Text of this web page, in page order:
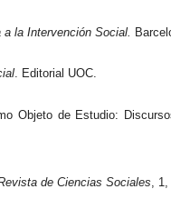
la Intervención Social.
. Editorial UOC.
Objeto de Estudio:
de Ciencias Sociales, 1,